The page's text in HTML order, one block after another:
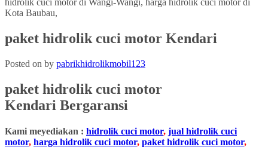
paket hidrolik cuci motor Kendari
Posted on by pabrikhidrolikmobil123
paket hidrolik cuci motor
Kendari Bergaransi
Kami meyediakan : hidrolik cuci motor, jual hidrolik cuci
motor, harga hidrolik cuci motor, paket hidrolik cuci motor,